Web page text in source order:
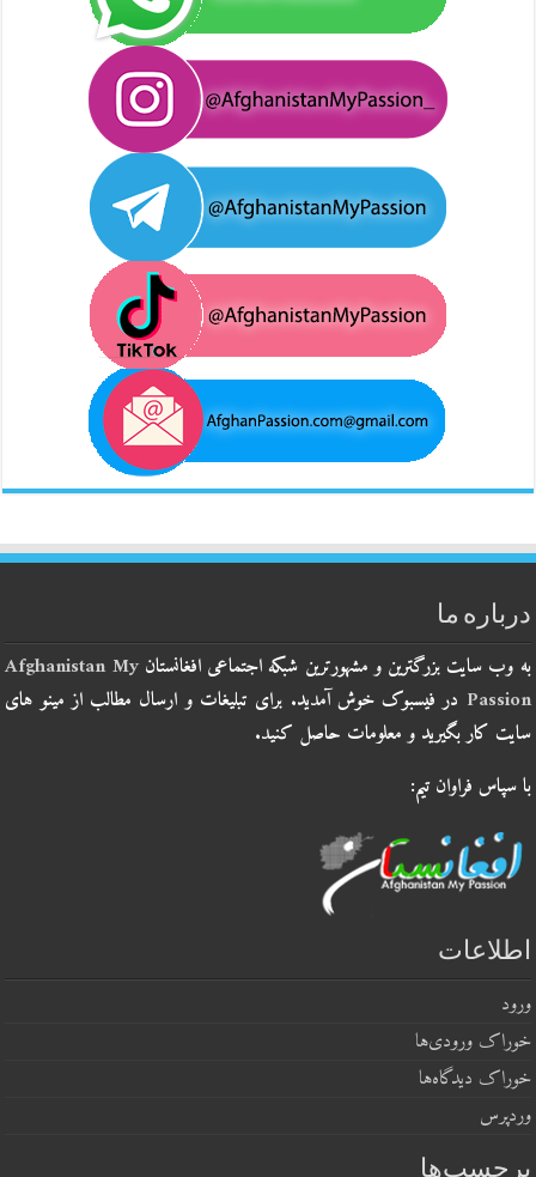
درباره ما
به وب سایت بزرگترین و مشهورترین شبکه اجتماعی افغانستانAfghanistan My
Passion در فیسبوک خوش آمدید. برای تبلیغات و ارسال مطالب از مینو های
سایت کار بگیرید و معلومات حاصل کنید.
با سپاس فراوان تیم:
اطلاعات
ورود
خوراک ورودی‌ها
خوراک دیدگاه‌ها
وردپرس
برچسب‌ها